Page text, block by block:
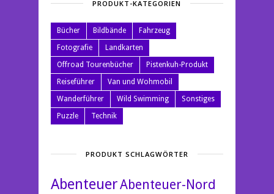
PRODUKT-KATEGORIEN
Bücher Bildbände
Fahrzeug
Fotografie
Landkarten
Offroad Tourenbücher
Pistenkuh-Produkt
Reiseführer
Van und Wohmobil
Wanderführer
Wild Swimming
Sonstiges
Puzzle
Technik
PRODUKT SCHLAGWÖRTER
AbenteuerAbenteuer-Nord